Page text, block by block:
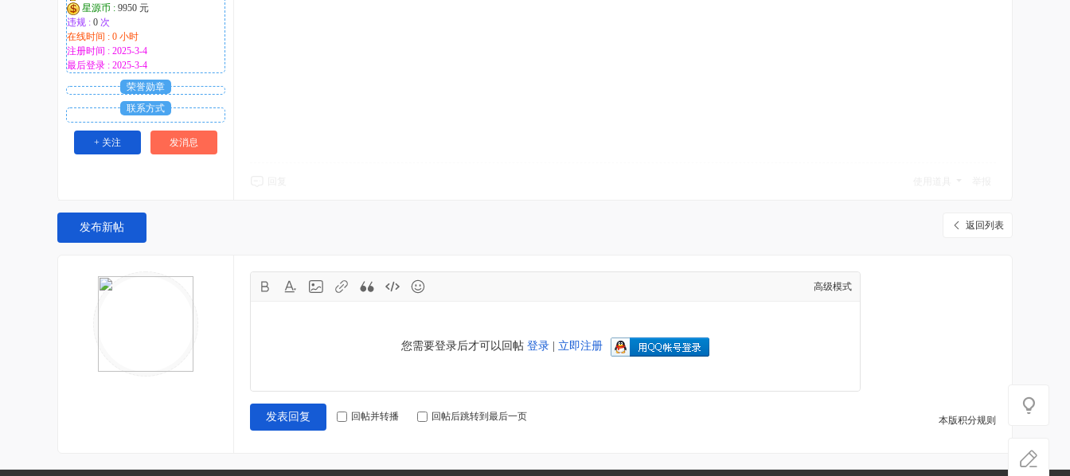
星源币 : 9950 元
违规 : 0 次
在线时间 : 0 小时
注册时间 : 2025-3-4
最后登录 : 2025-3-4
荣誉勋章
联系方式
+ 关注 发消息
返回列表
发布新帖
高级模式
您需要登录后才可以回帖 登录 立即注册
本版积分规则
发表回复 回帖并转播 回帖后跳转到最后一页